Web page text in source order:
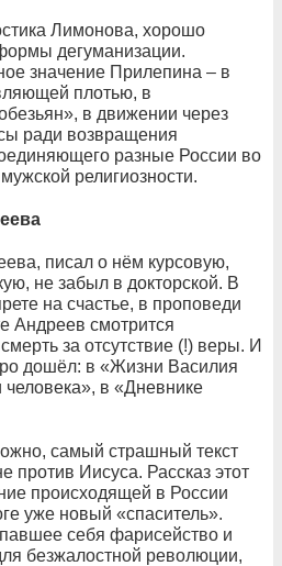
Лимонова, хорошо
дегуманизации.
значение Прилепина – в
плотью, в
в движении через
ради возвращения
разные России во
религиозности.
писал о нём курсовую,
не забыл в докторской. В
на счастье, в проповеди
Андреев смотрится
за отсутствие (!) веры. И
дошёл: в «Жизни Василия
в «Дневнике
самый страшный текст
против Иисуса. Рассказ этот
происходящей в России
уже новый «спаситель».
себя фарисейство и
безжалостной революции,